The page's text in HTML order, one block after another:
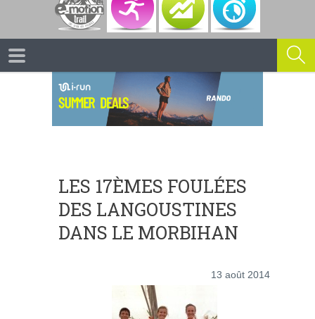
LES 17ÈMES FOULÉES
DES LANGOUSTINES
DANS LE MORBIHAN
13 août 2014